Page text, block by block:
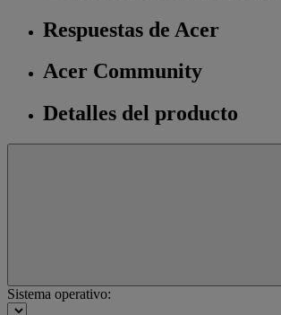
Respuestas de Acer
Acer Community
Detalles del producto
Sistema operativo: